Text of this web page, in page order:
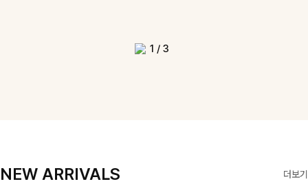
1 / 3
NEW ARRIVALS 더보기